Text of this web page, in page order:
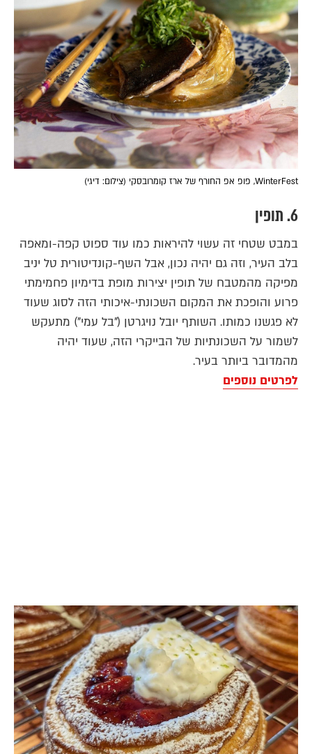
WinterFest, פופ אפ החורף של ארז קומרובסקי (צילום: דיגי)
6. תופין
במבט שטחי זה עשוי להיראות כמו עוד ספוט קפה-ומאפה
בלב העיר, וזה גם יהיה נכון, אבל השף-קונדיטורית טל יניב
מפיקה מהמטבח של תופין יצירות מופת בדימיון פחמימתי
פרוע והופכת את המקום השכונתי-איכותי הזה לסוג שעוד
לא פגשנו כמותו. השותף יובל נויגרטן ("בל עמי") מתעקש
לשמור על השכונתיות של הבייקרי הזה, שעוד יהיה
מהמדובר ביותר בעיר.
לפרטים נוספים